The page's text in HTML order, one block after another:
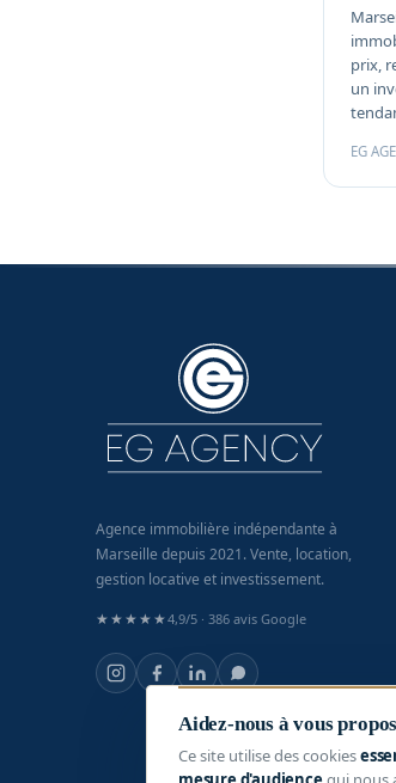
prix,
un
EG
Agence immobilière indépendante à
Marseille depuis 2021. Vente, location,
gestion locative et investissement.
★★★★★4,9/5 · 386 avis Google
Aidez-nous à vous
Ce site utilise des cookies